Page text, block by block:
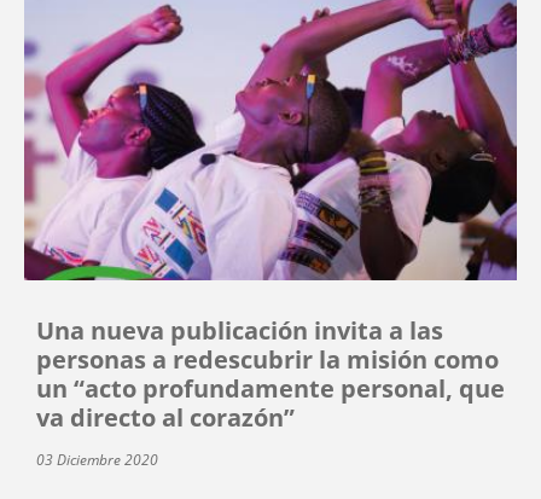
Una nueva publicación invita a las
personas a redescubrir la misión como
un “acto profundamente personal, que
va directo al corazón”
03 Diciembre 2020